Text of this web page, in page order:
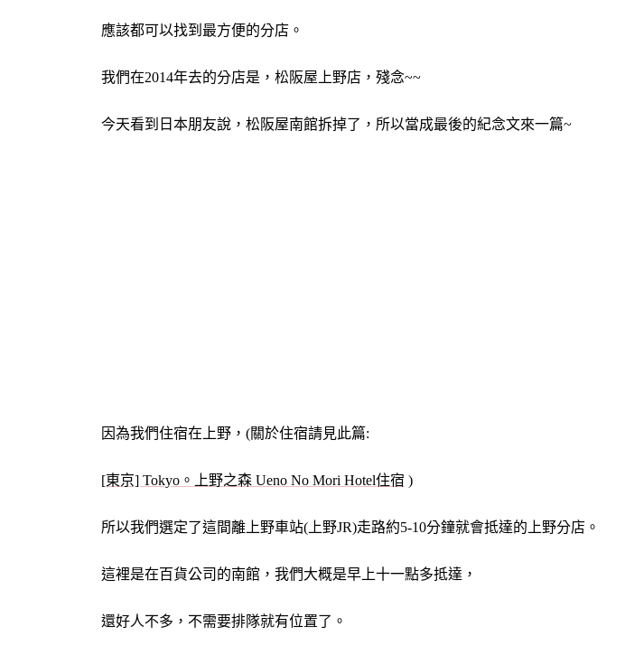
應該都可以找到最方便的分店。
我們在2014年去的分店是，松阪屋上野店，殘念~~
今天看到日本朋友說，松阪屋南館拆掉了，所以當成最後的紀念文來一篇~
因為我們住宿在上野，(關於住宿請見此篇:
[東京] Tokyo。上野之森 Ueno No Mori Hotel住宿 )
所以我們選定了這間離上野車站(上野JR)走路約5-10分鐘就會抵達的上野分店。
這裡是在百貨公司的南館，我們大概是早上十一點多抵達，
還好人不多，不需要排隊就有位置了。